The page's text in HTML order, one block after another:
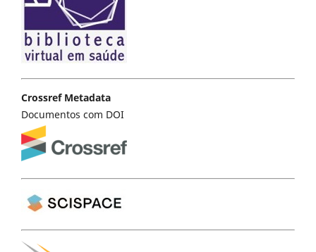
Crossref Metadata
Documentos com DOI